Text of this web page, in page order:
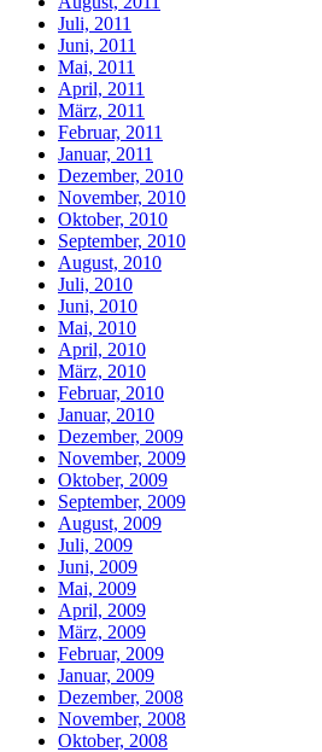
Juli, 2011
Juni, 2011
Mai, 2011
April, 2011
März, 2011
Februar, 2011
Januar, 2011
Dezember, 2010
November, 2010
Oktober, 2010
September, 2010
August, 2010
Juli, 2010
Juni, 2010
Mai, 2010
April, 2010
März, 2010
Februar, 2010
Januar, 2010
Dezember, 2009
November, 2009
Oktober, 2009
September, 2009
August, 2009
Juli, 2009
Juni, 2009
Mai, 2009
April, 2009
März, 2009
Februar, 2009
Januar, 2009
Dezember, 2008
November, 2008
Oktober, 2008